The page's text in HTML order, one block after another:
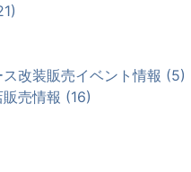
改装販売イベント情報 (5)
売情報 (16)